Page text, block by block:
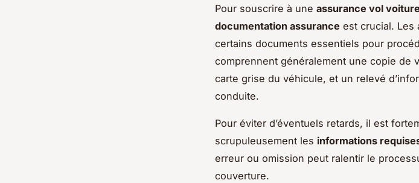
Pour souscrire à une assurance vol voiture
documentation assurance est crucial. Les
certains documents essentiels pour
comprennent généralement une copie de
carte grise du véhicule, et un relevé
conduite.
Pour éviter d’éventuels retards, il est
scrupuleusement les informations
erreur ou omission peut ralentir le
couverture.